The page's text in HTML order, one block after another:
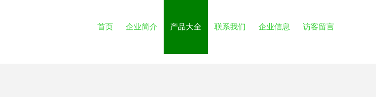
首页 企业简介 产品大全 联系我们 企业信息 访客留言